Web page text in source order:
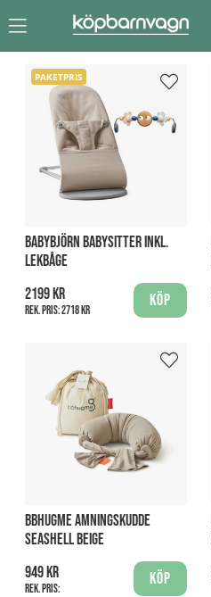
PAKETPRIS
BABYBJÖRN BABYSITTER INKL.
LEKBÅGE
2199 kr
Rek. pris:2718 kr
Köp
BBHUGME AMNINGSKUDDE
SEASHELL BEIGE
949 kr
Rek. pris:
Köp